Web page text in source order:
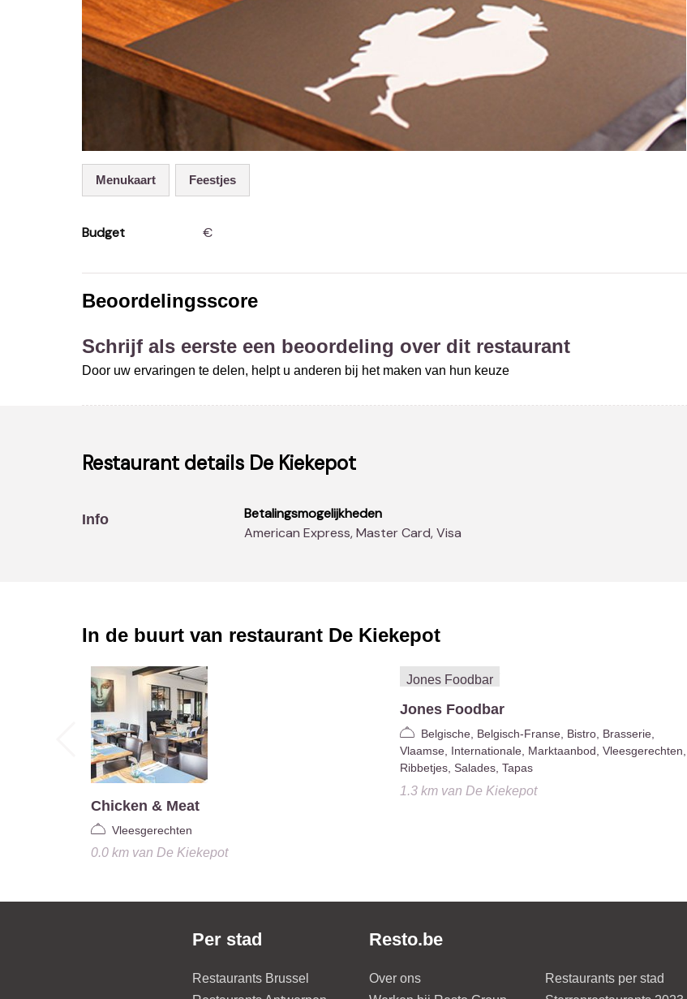
Menukaart Feestjes
Budget €
Beoordelingsscore
Schrijf als eerste een beoordeling over dit restaurant
Door uw ervaringen te delen, helpt u anderen bij het maken van hun keuze
Restaurant details De Kiekepot
Info
Betalingsmogelijkheden
American Express, Master Card, Visa
In de buurt van restaurant De Kiekepot
Chicken & Meat
Vleesgerechten
0.0 kmvan De Kiekepot
Jones Foodbar
Belgische, Belgisch-Franse, Bistro, Brasserie,
Vlaamse, Internationale, Marktaanbod, Vleesgerechten,
Ribbetjes, Salades, Tapas
1.3 kmvan De Kiekepot
Per stad
Restaurants Brussel
Resto.be
Over ons
Restaurants per stad